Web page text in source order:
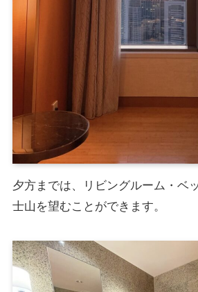
夕方までは、リビングルーム・ベ
士山を望むことができます。